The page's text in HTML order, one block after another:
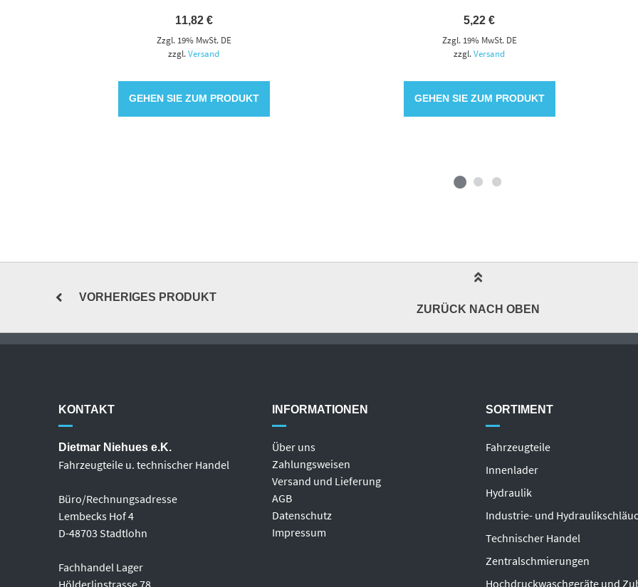
11,82 €
Zzgl. 19% MwSt. DE
zzgl.Versand
GEHEN SIE ZUM PRODUKT
5,22€
Zzgl. 19% MwSt. DE
zzgl.Versand
GEHEN SIE ZUM PRODUKT
VORHERIGES PRODUKT
ZURÜCK NACH OBEN
KONTAKT
Dietmar Niehues e.K.
Fahrzeugteile u. technischer Handel
Büro/Rechnungsadresse
Lembecks Hof 4
D-48703 Stadtlohn
Fachhandel Lager
INFORMATIONEN
Über uns
Zahlungsweisen
Versand und Lieferung
AGB
Datenschutz
Impressum
SORTIMENT
Fahrzeugteile
Innenlader
Hydraulik
Industrie- und
Technischer Handel
Zentralschmierungen
Hochdruckwaschgeräte und